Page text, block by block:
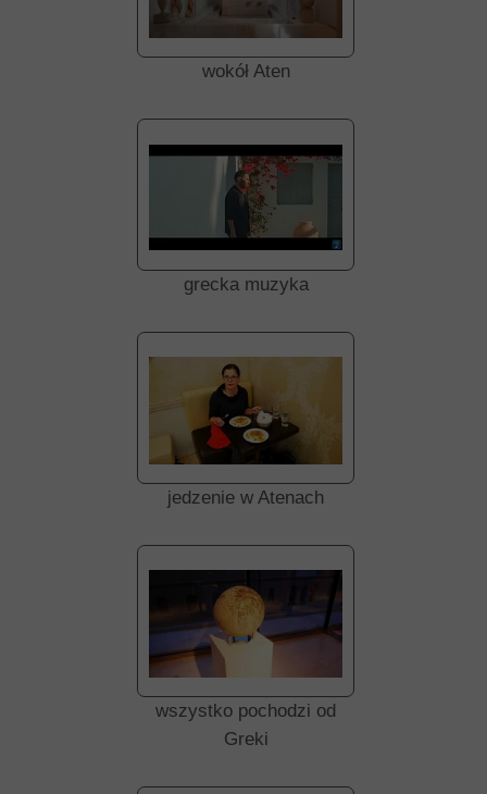
wokół Aten
grecka muzyka
jedzenie w Atenach
wszystko pochodzi od
Greki